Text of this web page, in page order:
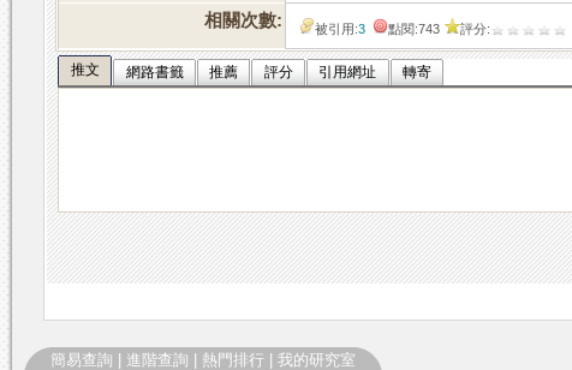
相關次數: 被引用:3 點閱:743 評分:
推文 網路書籤 推薦 評分 引用網址 轉寄
簡易查詢 進階查詢 熱門排行 我的研究室